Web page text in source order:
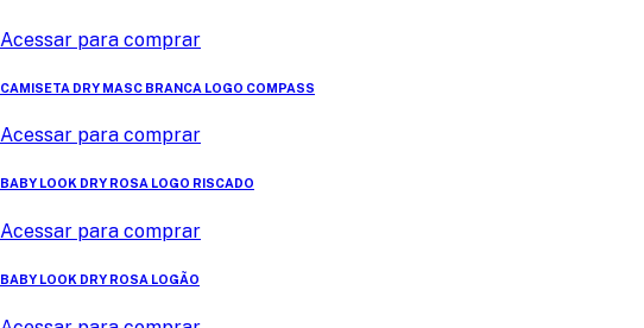
Acessar para comprar
CAMISETA DRY MASC BRANCA LOGO COMPASS
Acessar para comprar
BABY LOOK DRY ROSA LOGO RISCADO
Acessar para comprar
BABY LOOK DRY ROSA LOGÃO